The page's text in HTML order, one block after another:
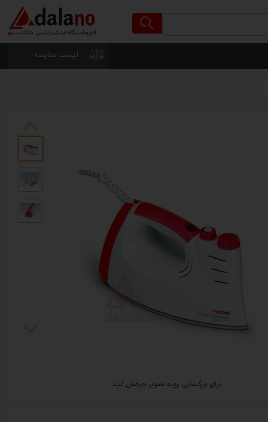
لیست مقایسه
برای بزرگنمایی رویه تصویر چرخش کنید